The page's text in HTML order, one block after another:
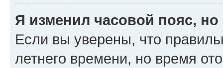
Я изменил часовой пояс,
Если вы уверены, что
летнего времени, но время